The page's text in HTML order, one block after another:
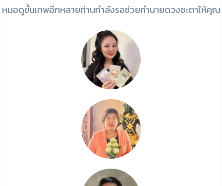
หมอดูขั้นเทพอีกหลายท่านกำลังรอช่วยทำนายดวงชะตาให้คุณ